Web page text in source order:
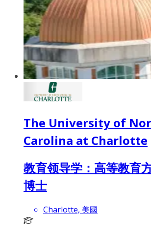
The University of
Carolina at Charlotte
教育领导学：高等教育
博士
Charlotte, 美國